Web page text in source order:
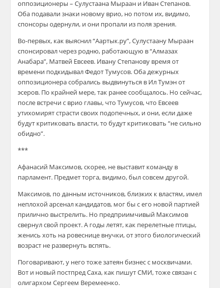
оппозиционеры – Сулустаана Мыраан и Иван Степанов.
Оба подавали знаки новому врио, но потом их, видимо,
спонсоры одернули, и они пропали из поля зрения.
Во-первых, как выяснил “Аартык.ру”, Сулустаану Мыраан
спонсировал через родню, работающую в “Алмазах
Анабара”, Матвей Евсеев. Ивану Степанову время от
времени подкидывал Федот Тумусов. Оба дежурных
оппозиционера собрались выдвинуться в Ил Тумэн от
эсеров. По крайней мере, так ранее сообщалось. Но сейчас,
после встречи с врио главы, что Тумусов, что Евсеев
утихомирят страсти своих подопечных, и они, если даже
будут критиковать власти, то будут критиковать “не сильно
обидно”.
***
Афанасий Максимов, скорее, не выставит команду в
парламент. Предмет торга, видимо, был совсем другой.
Максимов, по данным источников, близких к властям, имел
неплохой арсенал кандидатов, мог бы с его новой партией
прилично выстрелить. Но предприимчивый Максимов
свернул свой проект. А годы летят, как перелетные птицы,
женись хоть на ровеснице внучки, от этого биологический
возраст не развернуть вспять.
Поговаривают, у него тоже затеян бизнес с москвичами.
Вот и новый постпред Саха, как пишут СМИ, тоже связан с
олигархом Сергеем Веремеенко.